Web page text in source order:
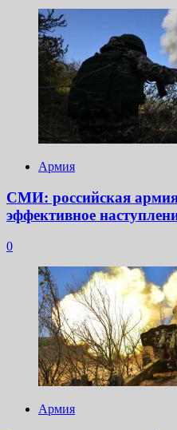
Армия
СМИ: российская
эффективное
0
Армия